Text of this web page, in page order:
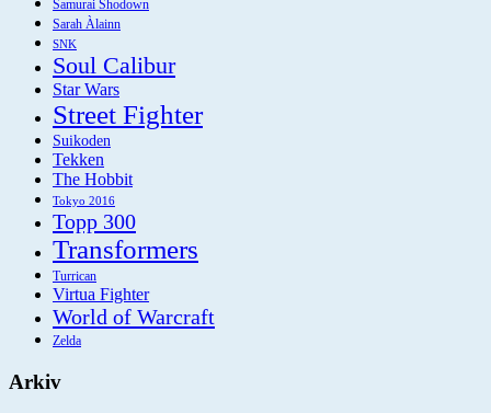
Samurai Shodown
Sarah Àlainn
SNK
Soul Calibur
Star Wars
Street Fighter
Suikoden
Tekken
The Hobbit
Tokyo 2016
Topp 300
Transformers
Turrican
Virtua Fighter
World of Warcraft
Zelda
Arkiv